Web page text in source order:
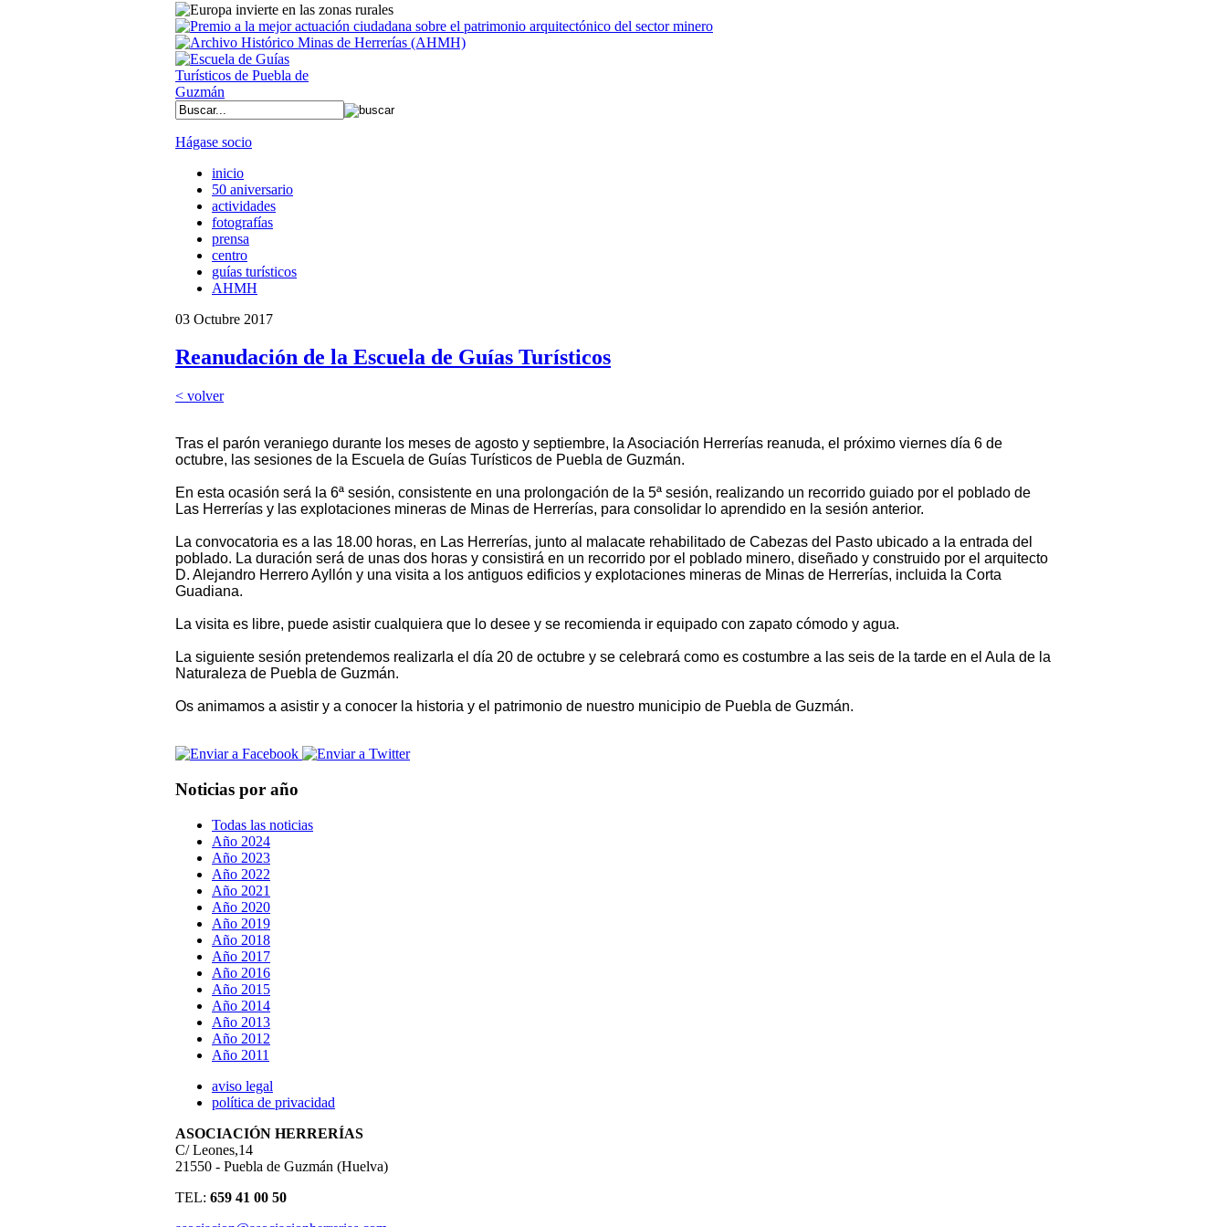
Hágase socio
inicio
50 aniversario
actividades
fotografías
prensa
centro
guías turísticos
AHMH
03 Octubre 2017
Reanudación de la Escuela de Guías Turísticos
< volver
Tras el parón veraniego durante los meses de agosto y septiembre, la Asociación Herrerías reanuda, el próximo viernes día 6 de
octubre, las sesiones de la Escuela de Guías Turísticos de Puebla de Guzmán.
En esta ocasión será la 6ª sesión, consistente en una prolongación de la 5ª sesión, realizando un recorrido guiado por el poblado de
Las Herrerías y las explotaciones mineras de Minas de Herrerías, para consolidar lo aprendido en la sesión anterior.
La convocatoria es a las 18.00 horas, en Las Herrerías, junto al malacate rehabilitado de Cabezas del Pasto ubicado a la entrada del
poblado. La duración será de unas dos horas y consistirá en un recorrido por el poblado minero, diseñado y construido por el arquitecto
D. Alejandro Herrero Ayllón y una visita a los antiguos edificios y explotaciones mineras de Minas de Herrerías, incluida la Corta
Guadiana.
La visita es libre, puede asistir cualquiera que lo desee y se recomienda ir equipado con zapato cómodo y agua.
La siguiente sesión pretendemos realizarla el día 20 de octubre y se celebrará como es costumbre a las seis de la tarde en el Aula de la
Naturaleza de Puebla de Guzmán.
Os animamos a asistir y a conocer la historia y el patrimonio de nuestro municipio de Puebla de Guzmán.
Noticias por año
Todas las noticias
Año 2024
Año 2023
Año 2022
Año 2021
Año 2020
Año 2019
Año 2018
Año 2017
Año 2016
Año 2015
Año 2014
Año 2013
Año 2012
Año 2011
aviso legal
política de privacidad
ASOCIACIÓN HERRERÍAS
C/ Leones,14
21550 - Puebla de Guzmán (Huelva)
TEL: 659 41 00 50